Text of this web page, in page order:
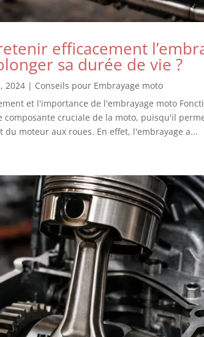
efficacement
sa durée de vie ?
2024 | Conseils pour Embrayage moto
et l'importance de l'embrayage moto
composante cruciale de la moto, puisqu'il
du moteur aux roues. En effet, l'embrayage a...